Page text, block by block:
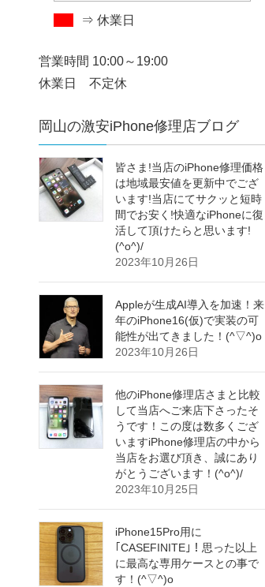
⇒ 休業日
営業時間 10:00～19:00
休業日 不定休
岡山の激安iPhone修理店ブログ
皆さま!当店のiPhone修理価格
は地域最安値を更新中でござ
います!当店にてサクッと短時
間でお安く!快適なiPhoneに復
活して頂けたらと思います!
(^o^)/
2023年10月26日
Appleが生成AI導入を加速！来
年のiPhone16(仮)で実装の可
能性が出てきました！(^▽^)o
2023年10月26日
他のiPhone修理店さまと比較
して当店へご来店下さったそ
うです！この度は数多くござ
いますiPhone修理店の中から
当店をお選び頂き、誠にあり
がとうございます！(^o^)/
2023年10月25日
iPhone15Pro用に
｢CASEFINITE｣！思った以上
に最高な専用ケースとの事で
す！(^▽^)o